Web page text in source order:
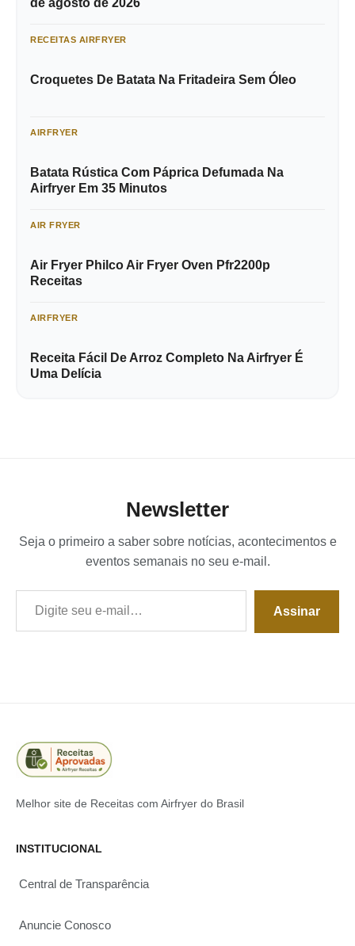
de agosto de 2026
RECEITAS AIRFRYER
Croquetes De Batata Na Fritadeira Sem Óleo
AIRFRYER
Batata Rústica Com Páprica Defumada Na
Airfryer Em 35 Minutos
AIR FRYER
Air Fryer Philco Air Fryer Oven Pfr2200p
Receitas
AIRFRYER
Receita Fácil De Arroz Completo Na Airfryer É
Uma Delícia
Newsletter
Seja o primeiro a saber sobre notícias, acontecimentos e
eventos semanais no seu e-mail.
Digite seu e-mail…
Assinar
Melhor site de Receitas com Airfryer do Brasil
INSTITUCIONAL
Central de Transparência
Anuncie Conosco